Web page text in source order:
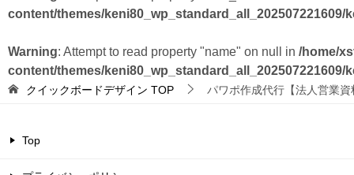
content/themes/keni80_wp_standard_all_202507221609/
Warning: Attempt to read property "name" on null in /home/
content/themes/keni80_wp_standard_all_202507221609/
クイックボードデザイン TOP パワポ作成代行【法人営業資
Top